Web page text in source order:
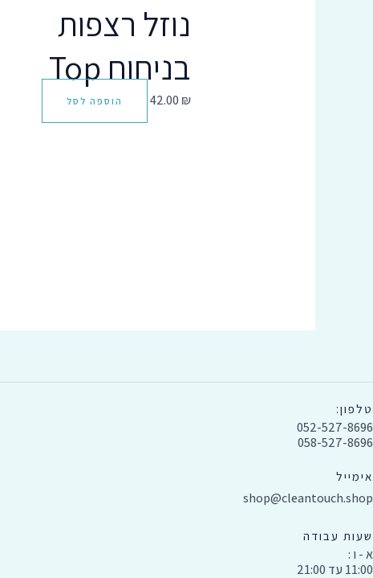
נוזל רצפות
בניחוח Top
42.00 ₪ הוספה לסל
טלפון:
052-527-8696
058-527-8696
אימייל
shop@cleantouch.shop
שעות עבודה
א - ו :
11:00 עד 21:00